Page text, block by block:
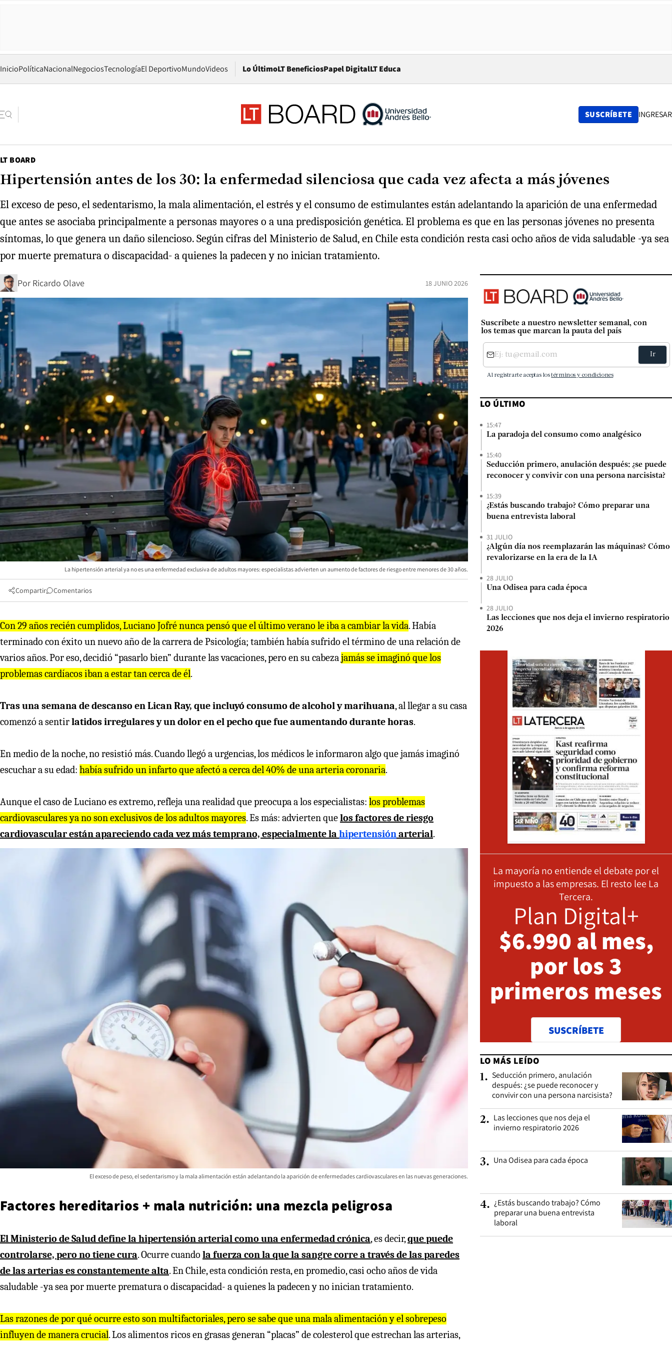
InicioPolíticaNacionalNegociosTecnologíaEl DeportivoMundoVideos Lo ÚltimoLT BeneficiosPapel DigitalOpens in new window
LT Educa
SUSCRÍBETE INGRESAR
LT BOARD
Hipertensión antes de los 30: la enfermedad silenciosa que cada vez afecta a más jóvenes
El exceso de peso, el sedentarismo, la mala alimentación, el estrés y el consumo de estimulantes están adelantando la aparición de una enfermedad
que antes se asociaba principalmente a personas mayores o a una predisposición genética. El problema es que en las personas jóvenes no presenta
síntomas, lo que genera un daño silencioso. Según cifras del Ministerio de Salud, en Chile esta condición resta casi ocho años de vida saludable -ya sea
por muerte prematura o discapacidad- a quienes la padecen y no inician tratamiento.
Por Ricardo Olave 18 JUNIO 2026
La hipertensión arterial ya no es una enfermedad exclusiva de adultos mayores: especialistas advierten un aumento de factores de riesgo entre menores de 30 años.
Compartir Comentarios
Con 29 años recién cumplidos, Luciano Jofré nunca pensó que el último verano le iba a cambiar la vida. Había
terminado con éxito un nuevo año de la carrera de Psicología; también había sufrido el término de una relación de
varios años. Por eso, decidió “pasarlo bien” durante las vacaciones, pero en su cabezajamás se imaginó que los
problemas cardíacos iban a estar tan cerca de él.
Tras una semana de descanso en Lican Ray, que incluyó consumo de alcohol y marihuana, al llegar a su casa
comenzó a sentirlatidos irregulares y un dolor en el pecho que fue aumentando durante horas.
En medio de la noche, no resistió más. Cuando llegó a urgencias, los médicos le informaron algo que jamás imaginó
escuchar a su edad: había sufrido un infarto que afectó a cerca del 40% de una arteria coronaria.
Aunque el caso de Luciano es extremo, refleja una realidad que preocupa a los especialistas: los problemas
cardiovasculares ya no son exclusivos de los adultos mayores. Es más: advierten quelos factores de riesgo
cardiovascular están apareciendo cada vez más temprano, especialmente la hipertensiónarterial.
El exceso de peso, el sedentarismo y la mala alimentación están adelantando la aparición de enfermedades cardiovasculares en las nuevas generaciones.
Factores hereditarios + mala nutrición: una mezcla peligrosa
El Ministerio de Salud define la hipertensión arterial como una enfermedad crónica, es decir,que puede
controlarse, pero no tiene cura. Ocurre cuando la fuerza con la que la sangre corre a través de las paredes
de las arterias es constantemente alta. En Chile, esta condición resta, en promedio, casi ocho años de vida
saludable -ya sea por muerte prematura o discapacidad- a quienes la padecen y no inician tratamiento.
Las razones de por qué ocurre esto son multifactoriales, pero se sabe que una mala alimentación y el sobrepeso
influyen de manera crucial. Los alimentos ricos en grasas generan “placas” de colesterol que estrechan las arterias,
Suscríbete a nuestro newsletter semanal, con
los temas que marcan la pauta del país
LO ÚLTIMO
15:47
La paradoja del consumo como analgésico
15:40
Seducción primero, anulación después: ¿se puede
reconocer y convivir con una persona narcisista?
15:39
¿Estás buscando trabajo? Cómo preparar una
buena entrevista laboral
31 JULIO
¿Algún día nos reemplazarán las máquinas? Cómo
revalorizarse en la era de la IA
28 JULIO
Una Odisea para cada época
28 JULIO
Las lecciones que nos deja el invierno respiratorio
2026
La mayoría no entiende el debate por el
impuesto a las empresas. El resto lee La
Tercera.
Plan Digital+
$6.990 al mes,
por los 3
primeros meses
SUSCRÍBETE
LO MÁS LEÍDO
1. Seducción primero, anulación
después: ¿se puede reconocer y
convivir con una persona narcisista?
2. Las lecciones que nos deja el
invierno respiratorio 2026
3. Una Odisea para cada época
4. ¿Estás buscando trabajo? Cómo
preparar una buena entrevista
laboral